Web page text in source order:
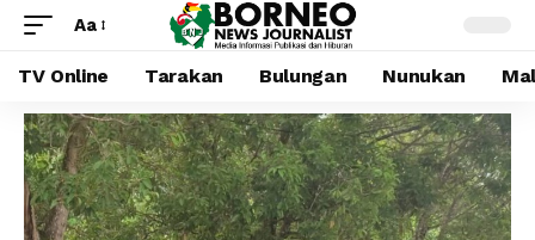
Aa
TV Online Tarakan Bulungan Nunukan